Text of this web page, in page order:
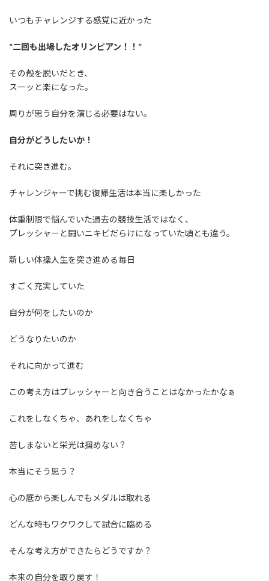
いつもチャレンジする感覚に近かった
”二回も出場したオリンピアン！！”
その殻を脱いだとき、
スーッと楽になった。
周りが思う自分を演じる必要はない。
自分がどうしたいか！
それに突き進む。
チャレンジャーで挑む復帰生活は本当に楽しかった
体重制限で悩んでいた過去の競技生活ではなく、
プレッシャーと闘いニキビだらけになっていた頃とも違う。
新しい体操人生を突き進める毎日
すごく充実していた
自分が何をしたいのか
どうなりたいのか
それに向かって進む
この考え方はプレッシャーと向き合うことはなかったかなぁ
これをしなくちゃ、あれをしなくちゃ
苦しまないと栄光は掴めない？
本当にそう思う？
心の底から楽しんでもメダルは取れる
どんな時もワクワクして試合に臨める
そんな考え方ができたらどうですか？
本来の自分を取り戻す！